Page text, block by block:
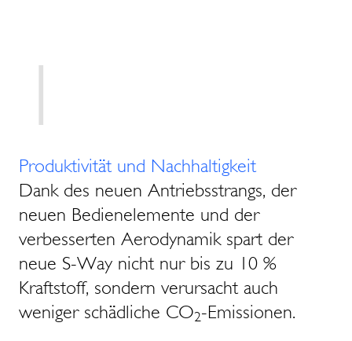
1
Produktivität und Nachhaltigkeit
Dank des neuen Antriebsstrangs, der
neuen Bedienelemente und der
verbesserten Aerodynamik spart der
neue S-Way nicht nur bis zu 10 %
Kraftstoff, sondern verursacht auch
weniger schädliche CO2-Emissionen.